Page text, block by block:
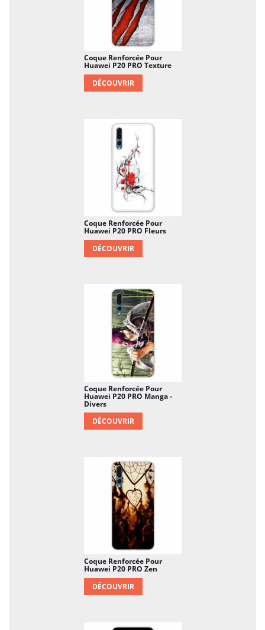
Coque Renforcée Pour
Huawei P20 PRO Texture
DÉCOUVRIR
Coque Renforcée Pour
Huawei P20 PRO Fleurs
DÉCOUVRIR
Coque Renforcée Pour
Huawei P20 PRO Manga -
Divers
DÉCOUVRIR
Coque Renforcée Pour
Huawei P20 PRO Zen
DÉCOUVRIR